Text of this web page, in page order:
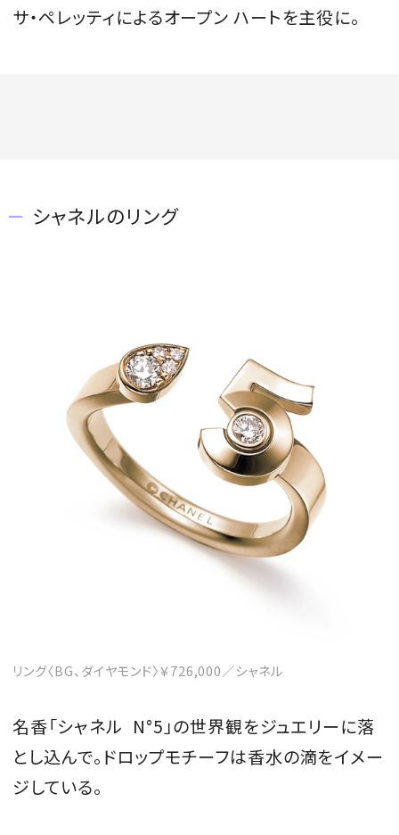
サ・ペレッティによるオープン ハートを主役に。
シャネルのリング
リング〈BG、ダイヤモンド〉￥726,000／シャネル
名香「シャネル N°5」の世界観をジュエリーに落
とし込んで。ドロップモチーフは香水の滴をイメー
ジしている。